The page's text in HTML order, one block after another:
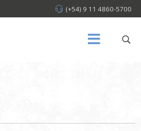
(+54) 9 11 4860-5700